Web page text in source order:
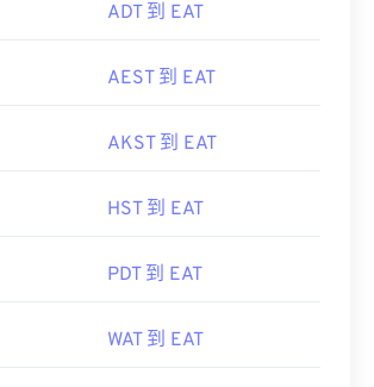
ADT 到 EAT
AEST 到 EAT
AKST 到 EAT
HST 到 EAT
PDT 到 EAT
WAT 到 EAT